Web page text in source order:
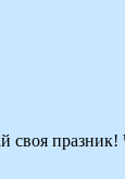
своя